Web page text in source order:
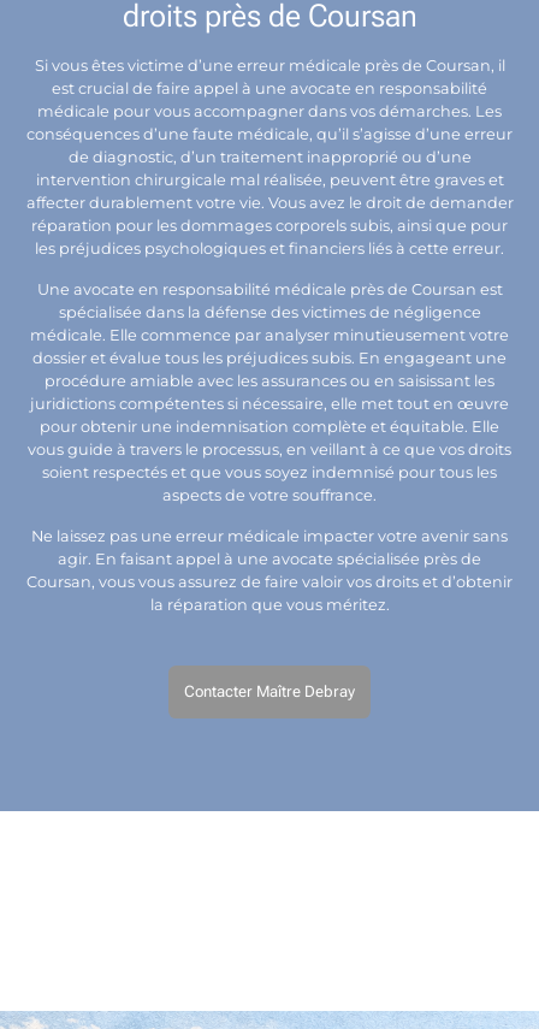
droits près de Coursan
Si vous êtes victime d’une erreur médicale près de Coursan, il
est crucial de faire appel à une avocate en responsabilité
médicale pour vous accompagner dans vos démarches. Les
conséquences d’une faute médicale, qu’il s’agisse d’une erreur
de diagnostic, d’un traitement inapproprié ou d’une
intervention chirurgicale mal réalisée, peuvent être graves et
affecter durablement votre vie. Vous avez le droit de demander
réparation pour les dommages corporels subis, ainsi que pour
les préjudices psychologiques et financiers liés à cette erreur.
Une avocate en responsabilité médicale près de Coursan est
spécialisée dans la défense des victimes de négligence
médicale. Elle commence par analyser minutieusement votre
dossier et évalue tous les préjudices subis. En engageant une
procédure amiable avec les assurances ou en saisissant les
juridictions compétentes si nécessaire, elle met tout en œuvre
pour obtenir une indemnisation complète et équitable. Elle
vous guide à travers le processus, en veillant à ce que vos droits
soient respectés et que vous soyez indemnisé pour tous les
aspects de votre souffrance.
Ne laissez pas une erreur médicale impacter votre avenir sans
agir. En faisant appel à une avocate spécialisée près de
Coursan, vous vous assurez de faire valoir vos droits et d’obtenir
la réparation que vous méritez.
Contacter Maître Debray